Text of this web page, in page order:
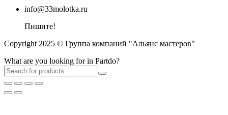
info@33molotka.ru
Пишите!
Copyright 2025 © Группа компаний "Альянс мастеров"
What are you looking for in Partdo?